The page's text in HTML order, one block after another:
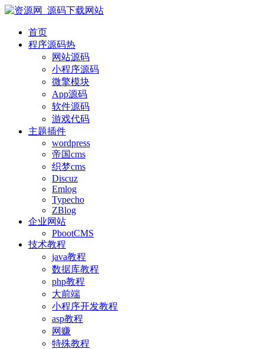
首页
程序源码热
网站源码
小程序源码
微擎模块
App源码
软件源码
游戏代码
主题插件
wordpress
帝国cms
织梦cms
Discuz
Emlog
Typecho
ZBlog
企业网站
PbootCMS
技术教程
java教程
数据库教程
php教程
大前端
小程序开发教程
asp教程
网赚
特殊教程